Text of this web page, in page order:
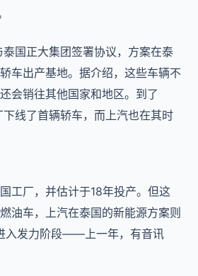
国正大集团签署协议，方案在泰
车出产基地。据介绍，这些车辆不
会销往其他国家和地区。到了
线了首辆轿车，而上汽也在其时
工厂，并估计于18年投产。但这
油车，上汽在泰国的新能源方案则
入发力阶段——上一年，有音讯